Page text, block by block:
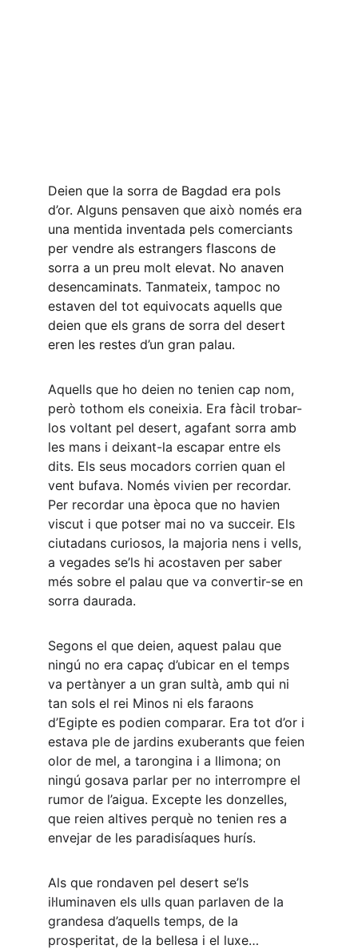
Deien que la sorra de Bagdad era pols
d’or. Alguns pensaven que això només era
una mentida inventada pels comerciants
per vendre als estrangers flascons de
sorra a un preu molt elevat. No anaven
desencaminats. Tanmateix, tampoc no
estaven del tot equivocats aquells que
deien que els grans de sorra del desert
eren les restes d’un gran palau.
Aquells que ho deien no tenien cap nom,
però tothom els coneixia. Era fàcil trobar-
los voltant pel desert, agafant sorra amb
les mans i deixant-la escapar entre els
dits. Els seus mocadors corrien quan el
vent bufava. Només vivien per recordar.
Per recordar una època que no havien
viscut i que potser mai no va succeir. Els
ciutadans curiosos, la majoria nens i vells,
a vegades se’ls hi acostaven per saber
més sobre el palau que va convertir-se en
sorra daurada.
Segons el que deien, aquest palau que
ningú no era capaç d’ubicar en el temps
va pertànyer a un gran sultà, amb qui ni
tan sols el rei Minos ni els faraons
d’Egipte es podien comparar. Era tot d’or i
estava ple de jardins exuberants que feien
olor de mel, a tarongina i a llimona; on
ningú gosava parlar per no interrompre el
rumor de l’aigua. Excepte les donzelles,
que reien altives perquè no tenien res a
envejar de les paradisíaques hurís.
Als que rondaven pel desert se’ls
il·luminaven els ulls quan parlaven de la
grandesa d’aquells temps, de la
prosperitat, de la bellesa i el luxe…